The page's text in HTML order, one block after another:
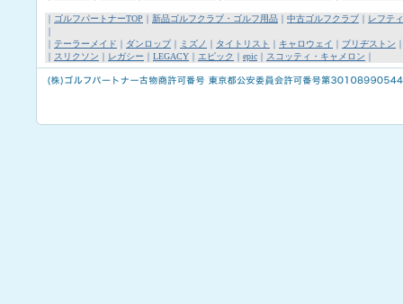
｜ ゴルフパートナーTOP ｜ 新品ゴルフクラブ・ゴルフ用品 ｜ 中古ゴルフクラブ ｜ レフテ
｜
｜ テーラーメイド ｜ ダンロップ｜ ミズノ ｜ タイトリスト ｜ キャロウェイ ｜ ブリヂストン
｜ スリクソン ｜ レガシー ｜ LEGACY ｜ エピック ｜ epic ｜ スコッティ・キャメロン ｜